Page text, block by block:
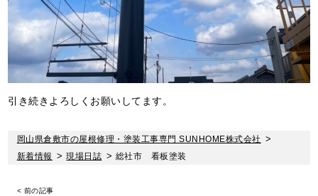
引き続きよろしくお願いしてます。
岡山県倉敷市の屋根修理・塗装工事専門 SUNHOME株式会社 >
新着情報 >現場日誌 > 総社市 看板塗装
< 前の記事